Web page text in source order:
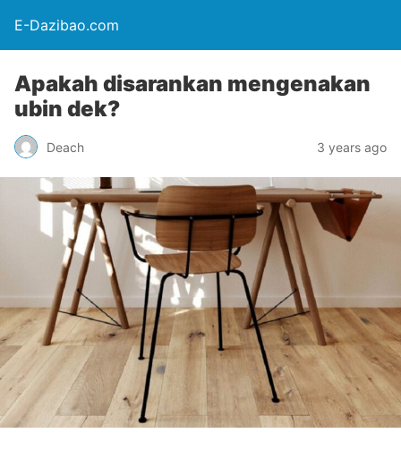
E-Dazibao.com
Apakah disarankan mengenakan
ubin dek?
Deach 3 years ago